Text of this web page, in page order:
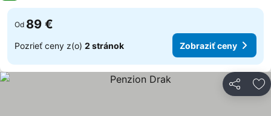
Od 89 €
Pozrieť ceny z(o) 2 stránok Zobraziť ceny
Zdieľať